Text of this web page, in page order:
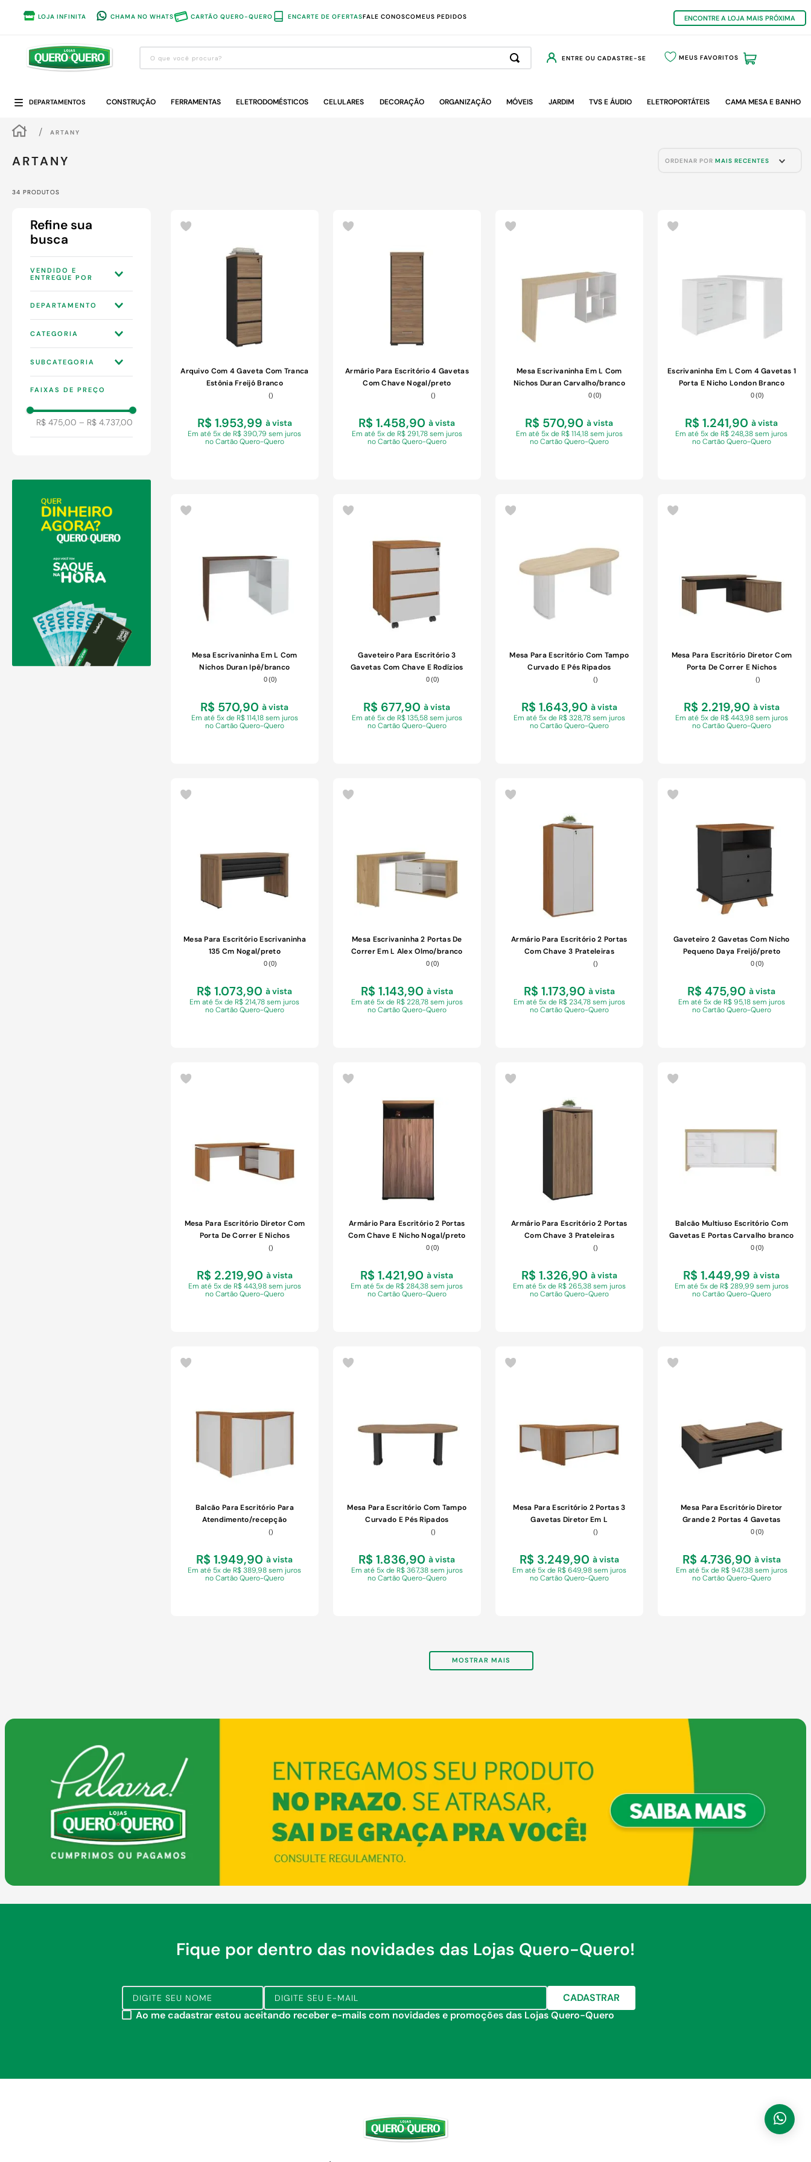
LOJA INFINITA CHAMA NO WHATS CARTÃO QUERO-QUERO ENCARTE DE OFERTASFALE CONOSCOMEUS PEDIDOS ENCONTRE A LOJA MAIS PRÓXIMA
O que você procura?
ENTRE OU CADASTRE-SE MEUS FAVORITOS
DEPARTAMENTOS CONSTRUÇÃO FERRAMENTAS ELETRODOMÉSTICOS CELULARES DECORAÇÃO ORGANIZAÇÃO MÓVEIS JARDIM TVS E ÁUDIO ELETROPORTÁTEIS CAMA MESA E BANHO
ARTANY
ARTANY ORDENAR POR MAIS RECENTES
34 PRODUTOS
3P
DEPARTAMENTO
CATEGORIA
SUBCATEGORIA
COMPLEMENTOS
FAIXAS DE PREÇO
R$ 475,00 – R$ 4.737,00
Arquivo Com 4 Gaveta Com Tranca
Estônia Freijó Branco
()
R$ 1.953,99 à vista
Ematé 5x de R$ 390,79 sem juros
no Cartão Quero-Quero
Armário Para Escritório 4 Gavetas
Com Chave Nogal/preto
()
R$ 1.458,90 à vista
Em até 5x de R$ 291,78 sem juros
no Cartão Quero-Quero
COMPRAR
Mesa Escrivaninha Em L Com
Nichos Duran Carvalho/branco
0(0)
R$ 570,90 à vista
Em até 5x de R$ 114,18 sem juros
no Cartão Quero-Quero
COMPRAR
Escrivaninha Em L Com 4 Gavetas 1
Porta E Nicho London Branco
0(0)
R$ 1.241,90 à vista
Ematé 5x de R$ 248,38 sem juros
no Cartão Quero-Quero
Mesa Escrivaninha Em L Com
Nichos Duran Ipê/branco
0(0)
R$ 570,90 à vista
Em até 5x de R$ 114,18 sem juros
no Cartão Quero-Quero
Gaveteiro Para Escritório 3
Gavetas Com Chave E Rodízios
Freijó/branco
0(0)
R$ 677,90 à vista
Em até 5x de R$ 135,58 sem juros
no Cartão Quero-Quero
Mesa Para Escritório Com Tampo
Curvado E Pés Ripados
Carvalho/branco
()
R$ 1.643,90 à vista
Em até 5x de R$ 328,78 sem juros
no Cartão Quero-Quero
COMPRAR
Mesa Para Escritório Diretor Com
Porta De Correr E Nichos
()
R$ 2.219,90 à vista
Em até 5x de R$ 443,98 sem juros
no Cartão Quero-Quero
COMPRAR
Mesa Para Escritório Escrivaninha
135 Cm Nogal/preto
0(0)
R$ 1.073,90 à vista
Ematé 5x de R$ 214,78 sem juros
no Cartão Quero-Quero
Mesa Escrivaninha 2 Portas De
Correr Em L Alex Olmo/branco
0(0)
R$ 1.143,90 à vista
Em até 5x de R$ 228,78 sem juros
no Cartão Quero-Quero
COMPRAR
Armário Para Escritório 2 Portas
Com Chave 3 Prateleiras
()
R$ 1.173,90 à vista
Em até 5x de R$ 234,78 sem juros
no Cartão Quero-Quero
COMPRAR
Gaveteiro 2 Gavetas Com Nicho
Pequeno Daya Freijó/preto
0(0)
R$ 475,90 à vista
Em até 5x de R$ 95,18 sem juros
no Cartão Quero-Quero
Mesa Para Escritório Diretor Com
Porta De Correr E Nichos
Freijó/branco()
R$ 2.219,90 à vista
Em até 5x de R$ 443,98 sem juros
no Cartão Quero-Quero
Armário Para Escritório 2 Portas
Com Chave E Nicho Nogal/preto
0(0)
R$ 1.421,90 à vista
Ematé 5x de R$ 284,38 sem juros
no Cartão Quero-Quero
Armário Para Escritório 2 Portas
Com Chave 3 Prateleiras
()
R$ 1.326,90 à vista
Em até 5x de R$ 265,38 sem juros
no Cartão Quero-Quero
Balcão Multiuso Escritório Com
Gavetas E Portas Carvalho branco
0(0)
R$ 1.449,99 à vista
Em até 5x de R$ 289,99 sem juros
no Cartão Quero-Quero
Balcão Para Escritório Para
Atendimento/recepção
Freijó/branco()
R$ 1.949,90 à vista
Ematé 5x de R$ 389,98 sem juros
no Cartão Quero-Quero
Mesa Para Escritório Com Tampo
Curvado E Pés Ripados
()
R$ 1.836,90 à vista
Em até 5x de R$ 367,38 sem juros
no Cartão Quero-Quero
Mesa Para Escritório 2 Portas 3
Gavetas Diretor Em L
Freijó/branco()
R$ 3.249,90 à vista
Em até 5x de R$ 649,98 sem juros
no Cartão Quero-Quero
Mesa Para Escritório Diretor
Grande 2 Portas 4 Gavetas
Nogal/preto0(0)
R$ 4.736,90 à vista
Em até 5x de R$ 947,38 sem juros
no Cartão Quero-Quero
MOSTRAR MAIS
Fique por dentro das novidades das Lojas Quero-Quero!
CADASTRAR
Ao me cadastrar estou aceitando receber e-mails com novidades e promoções das Lojas Quero-Quero
1º
guarda roupa
iphone